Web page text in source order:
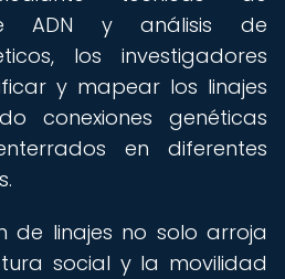
ADN y análisis de
los investigadores
y mapear los linajes
conexiones genéticas
en diferentes
de linajes no solo arroja
social y la movilidad